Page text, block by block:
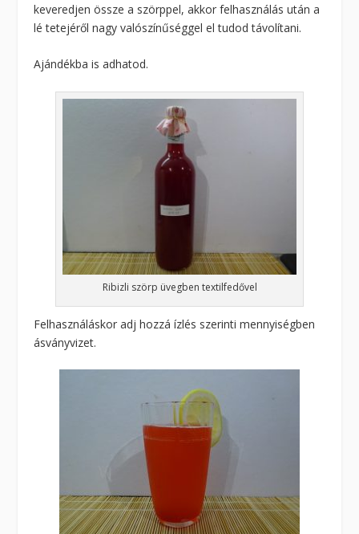
keveredjen össze a szörppel, akkor felhasználás után a
lé tetejéről nagy valószínűséggel el tudod távolítani.
Ajándékba is adhatod.
Ribizli szörp üvegben textilfedővel
Felhasználáskor adj hozzá ízlés szerinti mennyiségben
ásványvizet.